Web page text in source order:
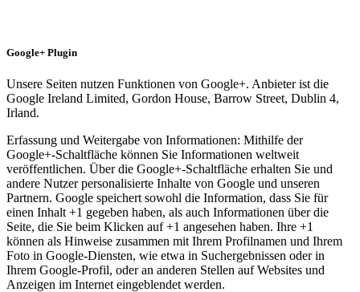
Google+ Plugin
Unsere Seiten nutzen Funktionen von Google+. Anbieter ist die
Google Ireland Limited, Gordon House, Barrow Street, Dublin 4,
Irland.
Erfassung und Weitergabe von Informationen: Mithilfe der
Google+-Schaltfläche können Sie Informationen weltweit
veröffentlichen. Über die Google+-Schaltfläche erhalten Sie und
andere Nutzer personalisierte Inhalte von Google und unseren
Partnern. Google speichert sowohl die Information, dass Sie für
einen Inhalt +1 gegeben haben, als auch Informationen über die
Seite, die Sie beim Klicken auf +1 angesehen haben. Ihre +1
können als Hinweise zusammen mit Ihrem Profilnamen und Ihrem
Foto in Google-Diensten, wie etwa in Suchergebnissen oder in
Ihrem Google-Profil, oder an anderen Stellen auf Websites und
Anzeigen im Internet eingeblendet werden.